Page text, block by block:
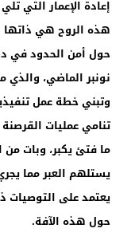
إعادة الإعمار التي
هذه الروح هي ذاتها
حول أمن الحدود في
نونبر الماضي،
وتبني خطة عمل
تنامي عمليات
ما فتئ يكبر، وبات
يستلهم العبر مما
يعتمد على التوصيات
حول هذه الآفة.